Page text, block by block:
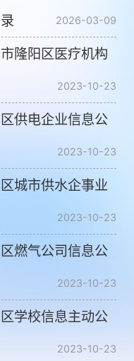
2026-03-09
隆阳区医疗机构
2023-10-23
供电企业信息公
2023-10-23
城市供水企事业
2023-10-23
燃气公司信息公
2023-10-23
学校信息主动公
2023-10-23